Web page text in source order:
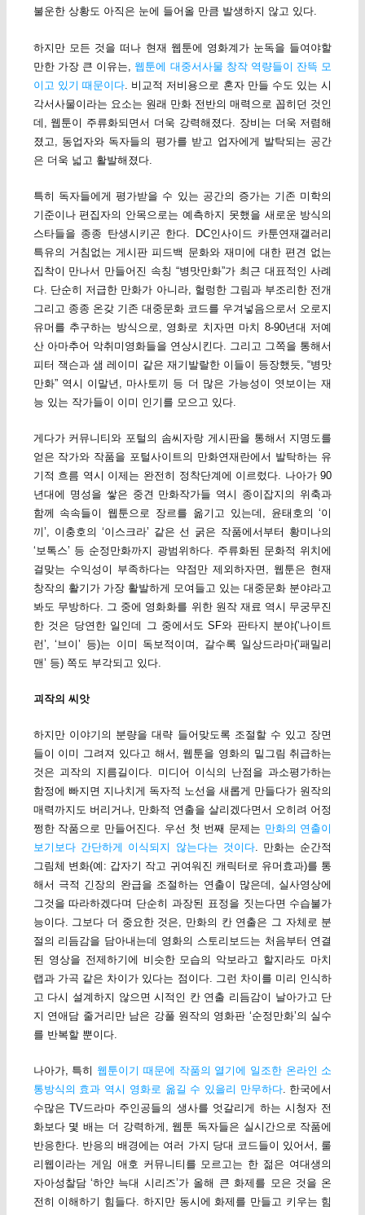
불운한 상황도 아직은 눈에 들어올 만큼 발생하지 않고 있다.
하지만 모든 것을 떠나 현재 웹툰에 영화계가 눈독을 들여야할
만한 가장 큰 이유는, 웹툰에 대중서사물 창작 역량들이 잔뜩 모
이고 있기 때문이다 . 비교적 저비용으로 혼자 만들 수도 있는 시
각서사물이라는 요소는 원래 만화 전반의 매력으로 꼽히던 것인
데, 웹툰이 주류화되면서 더욱 강력해졌다. 장비는 더욱 저렴해
졌고, 동업자와 독자들의 평가를 받고 업자에게 발탁되는 공간
은 더욱 넓고 활발해졌다.
특히 독자들에게 평가받을 수 있는 공간의 증가는 기존 미학의
기준이나 편집자의 안목으로는 예측하지 못했을 새로운 방식의
스타들을 종종 탄생시키곤 한다. DC인사이드 카툰연재갤러리
특유의 거침없는 게시판 피드백 문화와 재미에 대한 편견 없는
집착이 만나서 만들어진 속칭 “병맛만화”가 최근 대표적인 사례
다. 단순히 저급한 만화가 아니라, 헐렁한 그림과 부조리한 전개
그리고 종종 온갖 기존 대중문화 코드를 우겨넣음으로서 오로지
유머를 추구하는 방식으로, 영화로 치자면 마치 8-90년대 저예
산 아마추어 악취미영화들을 연상시킨다. 그리고 그쪽을 통해서
피터 잭슨과 샘 레이미 같은 재기발랄한 이들이 등장했듯, “병맛
만화” 역시 이말년, 마사토끼 등 더 많은 가능성이 엿보이는 재
능 있는 작가들이 이미 인기를 모으고 있다.
게다가 커뮤니티와 포털의 솜씨자랑 게시판을 통해서 지명도를
얻은 작가와 작품을 포털사이트의 만화연재란에서 발탁하는 유
기적 흐름 역시 이제는 완전히 정착단계에 이르렀다. 나아가 90
년대에 명성을 쌓은 중견 만화작가들 역시 종이잡지의 위축과
함께 속속들이 웹툰으로 장르를 옮기고 있는데, 윤태호의 ‘이
끼’, 이충호의 ‘이스크라’ 같은 선 굵은 작품에서부터 황미나의
‘보톡스’ 등 순정만화까지 광범위하다. 주류화된 문화적 위치에
걸맞는 수익성이 부족하다는 약점만 제외하자면, 웹툰은 현재
창작의 활기가 가장 활발하게 모여들고 있는 대중문화 분야라고
봐도 무방하다. 그 중에 영화화를 위한 원작 재료 역시 무궁무진
한 것은 당연한 일인데 그 중에서도 SF와 판타지 분야(‘나이트
런’, ‘브이’ 등)는 이미 독보적이며, 갈수록 일상드라마(‘패밀리
맨’ 등) 쪽도 부각되고 있다.
괴작의 씨앗
하지만 이야기의 분량을 대략 들어맞도록 조절할 수 있고 장면
들이 이미 그려져 있다고 해서, 웹툰을 영화의 밑그림 취급하는
것은 괴작의 지름길이다. 미디어 이식의 난점을 과소평가하는
함정에 빠지면 지나치게 독자적 노선을 새롭게 만들다가 원작의
매력까지도 버리거나, 만화적 연출을 살리겠다면서 오히려 어정
쩡한 작품으로 만들어진다. 우선 첫 번째 문제는 만화의 연출이
보기보다 간단하게 이식되지 않는다는 것이다. 만화는 순간적
그림체 변화(예: 갑자기 작고 귀여워진 캐릭터로 유머효과)를 통
해서 극적 긴장의 완급을 조절하는 연출이 많은데, 실사영상에
그것을 따라하겠다며 단순히 과장된 표정을 짓는다면 수습불가
능이다. 그보다 더 중요한 것은, 만화의 칸 연출은 그 자체로 분
절의 리듬감을 담아내는데 영화의 스토리보드는 처음부터 연결
된 영상을 전제하기에 비슷한 모습의 악보라고 할지라도 마치
랩과 가곡 같은 차이가 있다는 점이다. 그런 차이를 미리 인식하
고 다시 설계하지 않으면 시적인 칸 연출 리듬감이 날아가고 단
지 연애담 줄거리만 남은 강풀 원작의 영화판 ‘순정만화’의 실수
를 반복할 뿐이다.
나아가, 특히 웹툰이기 때문에 작품의 열기에 일조한 온라인 소
통방식의 효과 역시 영화로 옮길 수 있을리 만무하다. 한국에서
수많은 TV드라마 주인공들의 생사를 엇갈리게 하는 시청자 전
화보다 몇 배는 더 강력하게, 웹툰 독자들은 실시간으로 작품에
반응한다. 반응의 배경에는 여러 가지 당대 코드들이 있어서, 룰
리웹이라는 게임 애호 커뮤니티를 모르고는 한 젊은 여대생의
자아성찰담 ‘하얀 늑대 시리즈’가 올해 큰 화제를 모은 것을 온
전히 이해하기 힘들다. 하지만 동시에 화제를 만들고 키우는 힘